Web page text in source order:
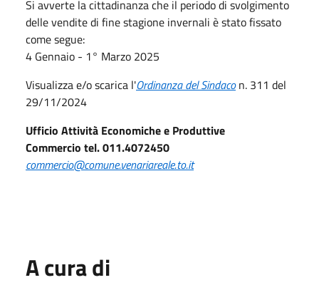
Si avverte la cittadinanza che il periodo di svolgimento
delle vendite di fine stagione invernali è stato fissato
come segue:
4 Gennaio - 1° Marzo 2025
Visualizza e/o scarica l'Ordinanza del Sindacon. 311 del
29/11/2024
Ufficio Attività Economiche e Produttive
Commercio tel. 011.4072450
commercio@comune.venariareale.to.it
A cura di